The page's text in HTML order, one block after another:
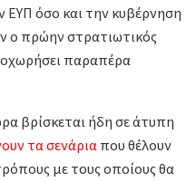
όσο και την κυβέρνηση
ο πρώην στρατιωτικός
παραπέρα
βρίσκεται ήδη σε άτυπη
τα σενάριαπου θέλουν
με τους οποίους θα